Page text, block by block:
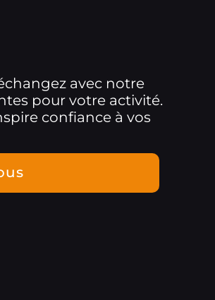
avec notre
pour votre activité.
confiance à vos